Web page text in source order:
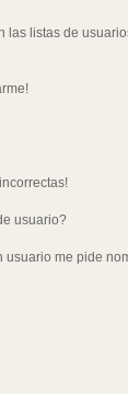
listas de
usuario?
me pide